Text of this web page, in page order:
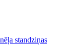
standziņas